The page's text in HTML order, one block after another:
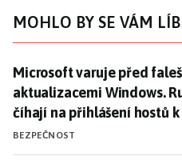
MOHLO BY SE VÁM
Microsoft varuje před
Microsoft varuje před
aktualizacemi Windows.
číhají na přihlášení hostů
BEZPEČNOST